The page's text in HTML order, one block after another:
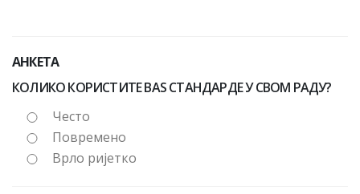
АНКЕТА
КОЛИКО КОРИСТИТЕ BAS СТАНДАРДЕ У СВОМ РАДУ?
Често
Повремено
Врло ријетко